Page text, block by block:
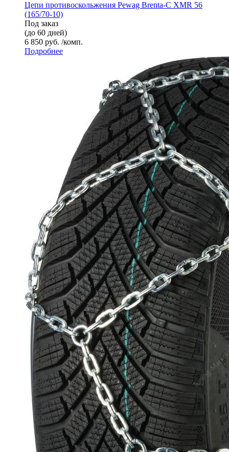
Цепи противоскольжения Pewag Brenta-C XMR 56
(165/70-10)
Под заказ
(до 60 дней)
6 850 руб. /комп.
Подробнее